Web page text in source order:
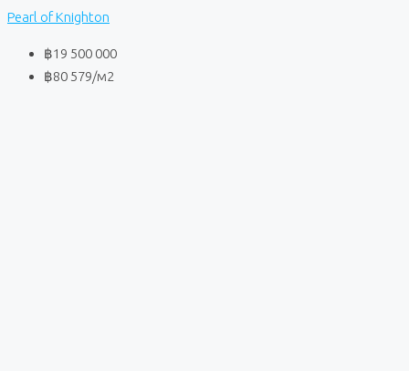
Pearl of Knighton
฿19 500 000
฿80 579/м2